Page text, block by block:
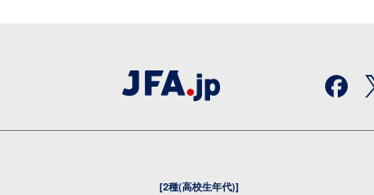
[2種(高校生年代)]